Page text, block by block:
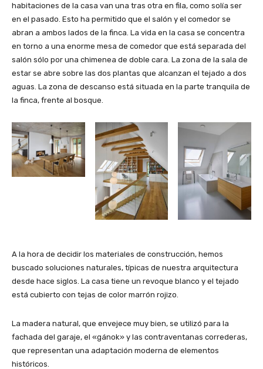
habitaciones de la casa van una tras otra en fila, como solía ser
en el pasado. Esto ha permitido que el salón y el comedor se
abran a ambos lados de la finca. La vida en la casa se concentra
en torno a una enorme mesa de comedor que está separada del
salón sólo por una chimenea de doble cara. La zona de la sala de
estar se abre sobre las dos plantas que alcanzan el tejado a dos
aguas. La zona de descanso está situada en la parte tranquila de
la finca, frente al bosque.
A la hora de decidir los materiales de construcción, hemos
buscado soluciones naturales, típicas de nuestra arquitectura
desde hace siglos. La casa tiene un revoque blanco y el tejado
está cubierto con tejas de color marrón rojizo.
La madera natural, que envejece muy bien, se utilizó para la
fachada del garaje, el «gánok» y las contraventanas correderas,
que representan una adaptación moderna de elementos
históricos.